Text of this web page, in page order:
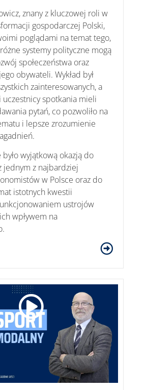
znany z kluczowej roli w
gospodarczej Polski,
poglądami na temat tego,
systemy polityczne mogą
społeczeństwa oraz
obywateli. Wykład był
zainteresowanych, a
spotkania mieli
pytań, co pozwoliło na
i lepsze zrozumienie
wyjątkową okazją do
jednym z najbardziej
w Polsce oraz do
istotnych kwestii
ustrojów
wpływem na